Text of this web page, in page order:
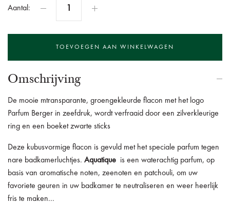
Aantal:
Omschrijving
De mooie mtransparante, groengekleurde flacon met het logo
Parfum Berger in zeefdruk, wordt verfraaid door een zilverkleurige
ring en een boeket zwarte sticks
Deze kubusvormige flacon is gevuld met het speciale parfum tegen
nare badkamerluchtjes. Aquatique is een waterachtig parfum, op
basis van aromatische noten, zeenoten en patchouli, om uw
favoriete geuren in uw badkamer te neutraliseren en weer heerlijk
fris te maken...